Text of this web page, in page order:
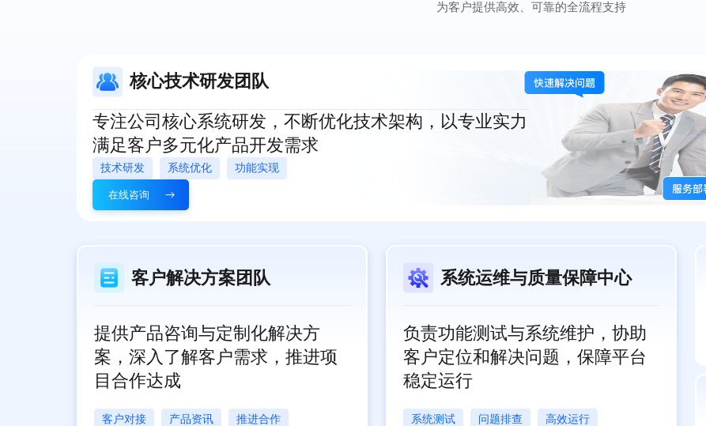
为客户提供高效、可靠的全流程支持
核心技术研发团队
专注公司核心系统研发，不断优化技术架构，以专业实力
满足客户多元化产品开发需求
技术研发 系统优化 功能实现
在线咨询
客户解决方案团队
提供产品咨询与定制化解决方
案，深入了解客户需求，推进项
目合作达成
客户对接 产品资讯 推进合作
系统运维与质量保障中心
负责功能测试与系统维护，协助
客户定位和解决问题，保障平台
稳定运行
系统测试 问题排查 高效运行